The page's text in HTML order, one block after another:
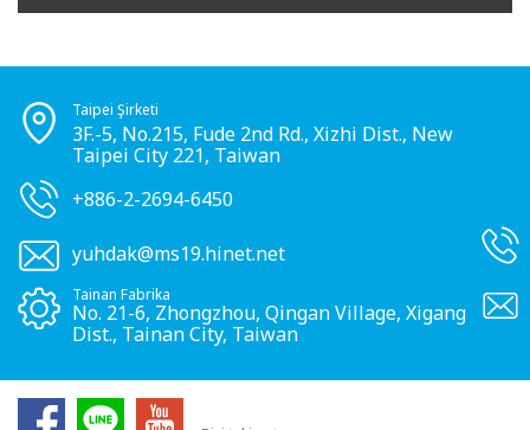
Taipei Şirketi
3F.-5, No.215, Fude 2nd Rd., Xizhi Dist., New
Taipei City 221, Taiwan
+886-2-2694-6450
yuhdak@ms19.hinet.net
Tainan Fabrika
No. 21-6, Zhongzhou, Qingan Village, Xigang
Dist., Tainan City, Taiwan